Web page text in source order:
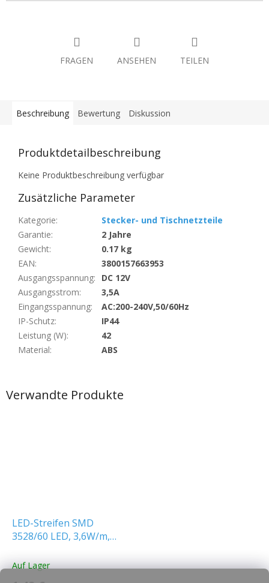
FRAGEN ANSEHEN TEILEN
Verwandte Produkte
LED-Streifen SMD
3528/60 LED, 3,6W/m,
Auf Lager
Beschreibung Bewertung Diskussion
Produktdetailbeschreibung
Keine Produktbeschreibung verfügbar
Zusätzliche Parameter
Kategorie:
Stecker- und Tischnetzteile
Garantie:
2 Jahre
Gewicht:
0.17 kg
EAN:
3800157663953
Ausgangsspannung:
DC 12V
Ausgangsstrom:
3,5A
Eingangsspannung:
AC:200-240V,50/60Hz
IP-Schutz:
IP44
Leistung (W):
42
Material: ABS